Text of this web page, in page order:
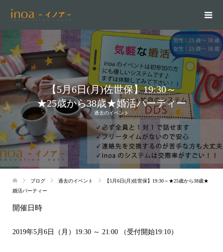
【5月6日(月)佐世保】19:30～
★25歳から38歳★婚活パーティー
過去のイベント
ブログ 過去のイベント
【5月6日(月)佐世保】19:30～★25歳から38歳★
婚活パーティー
開催日時
2019年5月6日（月）19:30 ～ 21:00 （受付開始19:10）